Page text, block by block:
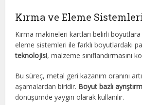
Kırma ve Eleme
Kırma makineleri kartları belirli
eleme sistemleri ile farklı boyutlardaki
teknolojisi, malzeme sınıflandırmasını
Bu süreç, metal geri kazanım oranını
aşamalardan biridir. Boyut bazlı
dönüşümde yaygın olarak kullanılır.